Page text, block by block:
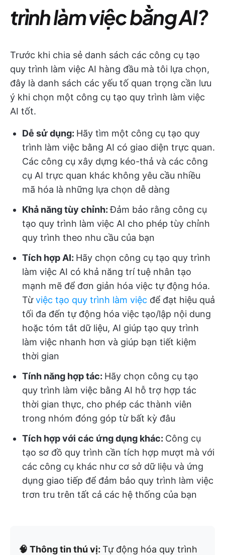
trình làm việc bằng AI?
Trước khi chia sẻ danh sách các công cụ tạo
quy trình làm việc AI hàng đầu mà tôi lựa chọn,
đây là danh sách các yếu tố quan trọng cần lưu
ý khi chọn một công cụ tạo quy trình làm việc
AI tốt.
Dễ sử dụng: Hãy tìm một công cụ tạo quy
trình làm việc bằng AI có giao diện trực quan.
Các công cụ xây dựng kéo-thả và các công
cụ AI trực quan khác không yêu cầu nhiều
mã hóa là những lựa chọn dễ dàng
Khả năng tùy chỉnh:Đảm bảo rằng công cụ
tạo quy trình làm việc AI cho phép tùy chỉnh
quy trình theo nhu cầu của bạn
Tích hợp AI: Hãy chọn công cụ tạo quy trình
làm việc AI có khả năng trí tuệ nhân tạo
mạnh mẽ để đơn giản hóa việc tự động hóa.
Từviệc tạo quy trình làm việc để đạt hiệu quả
tối đa đến tự động hóa việc tạo/lập nội dung
hoặc tóm tắt dữ liệu, AI giúp tạo quy trình
làm việc nhanh hơn và giúp bạn tiết kiệm
thời gian
Tính năng hợp tác: Hãy chọn công cụ tạo
quy trình làm việc bằng AI hỗ trợ hợp tác
thời gian thực, cho phép các thành viên
trong nhóm đóng góp từ bất kỳ đâu
Tích hợp với các ứng dụng khác: Công cụ
tạo sơ đồ quy trình cần tích hợp mượt mà với
các công cụ khác như cơ sở dữ liệu và ứng
dụng giao tiếp để đảm bảo quy trình làm việc
trơn tru trên tất cả các hệ thống của bạn
🧠 Thông tin thú vị: Tự động hóa quy trình